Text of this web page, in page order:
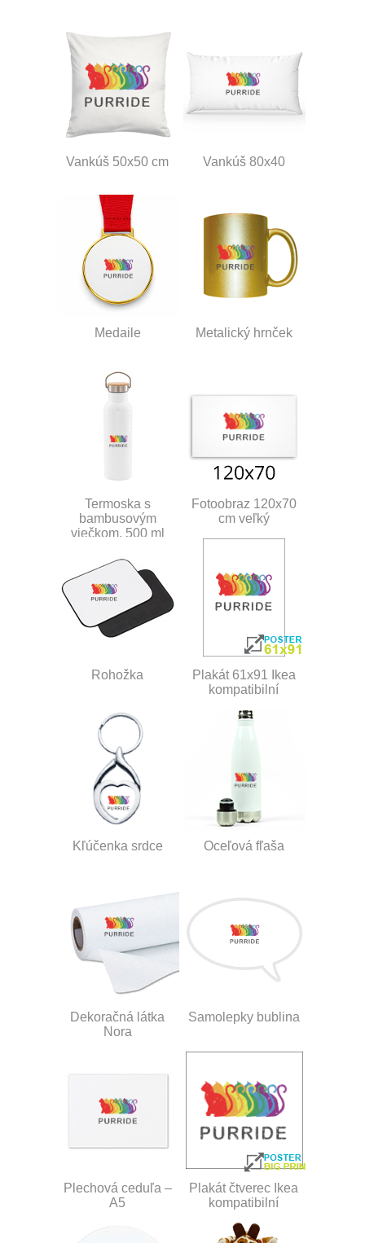
Vankúš 50x50 cm Vankúš 80x40
Medaile Metalický hrnček
Termoska s
bambusovým
viečkom, 500 ml
Fotoobraz 120x70
cm veľký
Rohožka
Plakát 61x91 Ikea
kompatibilní
Kľúčenka srdce Oceľová fľaša
Dekoračná látka
Nora
Samolepky bublina
Plechová ceduľa –
A5
Plakát čtverec Ikea
kompatibilní